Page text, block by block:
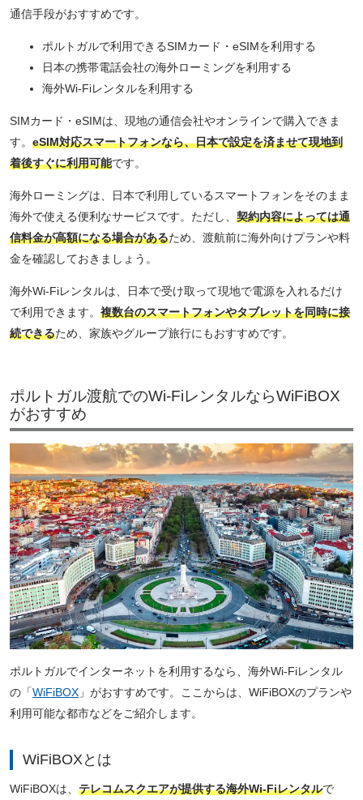
通信手段がおすすめです。
ポルトガルで利用できるSIMカード・eSIMを利用する
日本の携帯電話会社の海外ローミングを利用する
海外Wi-Fiレンタルを利用する
SIMカード・eSIMは、現地の通信会社やオンラインで購入できま
す。 eSIM対応スマートフォンなら、日本で設定を済ませて現地到
着後すぐに利用可能です。
海外ローミングは、日本で利用しているスマートフォンをそのまま
海外で使える便利なサービスです。ただし、 契約内容によっては通
信料金が高額になる場合があるため、渡航前に海外向けプランや料
金を確認しておきましょう。
海外Wi-Fiレンタルは、日本で受け取って現地で電源を入れるだけ
で利用できます。 複数台のスマートフォンやタブレットを同時に接
続できるため、家族やグループ旅行にもおすすめです。
ポルトガル渡航でのWi-FiレンタルならWiFiBOX
がおすすめ
ポルトガルでインターネットを利用するなら、海外Wi-Fiレンタル
の「WiFiBOX 」がおすすめです。ここからは、WiFiBOXのプランや
利用可能な都市などをご紹介します。
WiFiBOXとは
WiFiBOXは、 テレコムスクエアが提供する海外Wi-Fiレンタルで